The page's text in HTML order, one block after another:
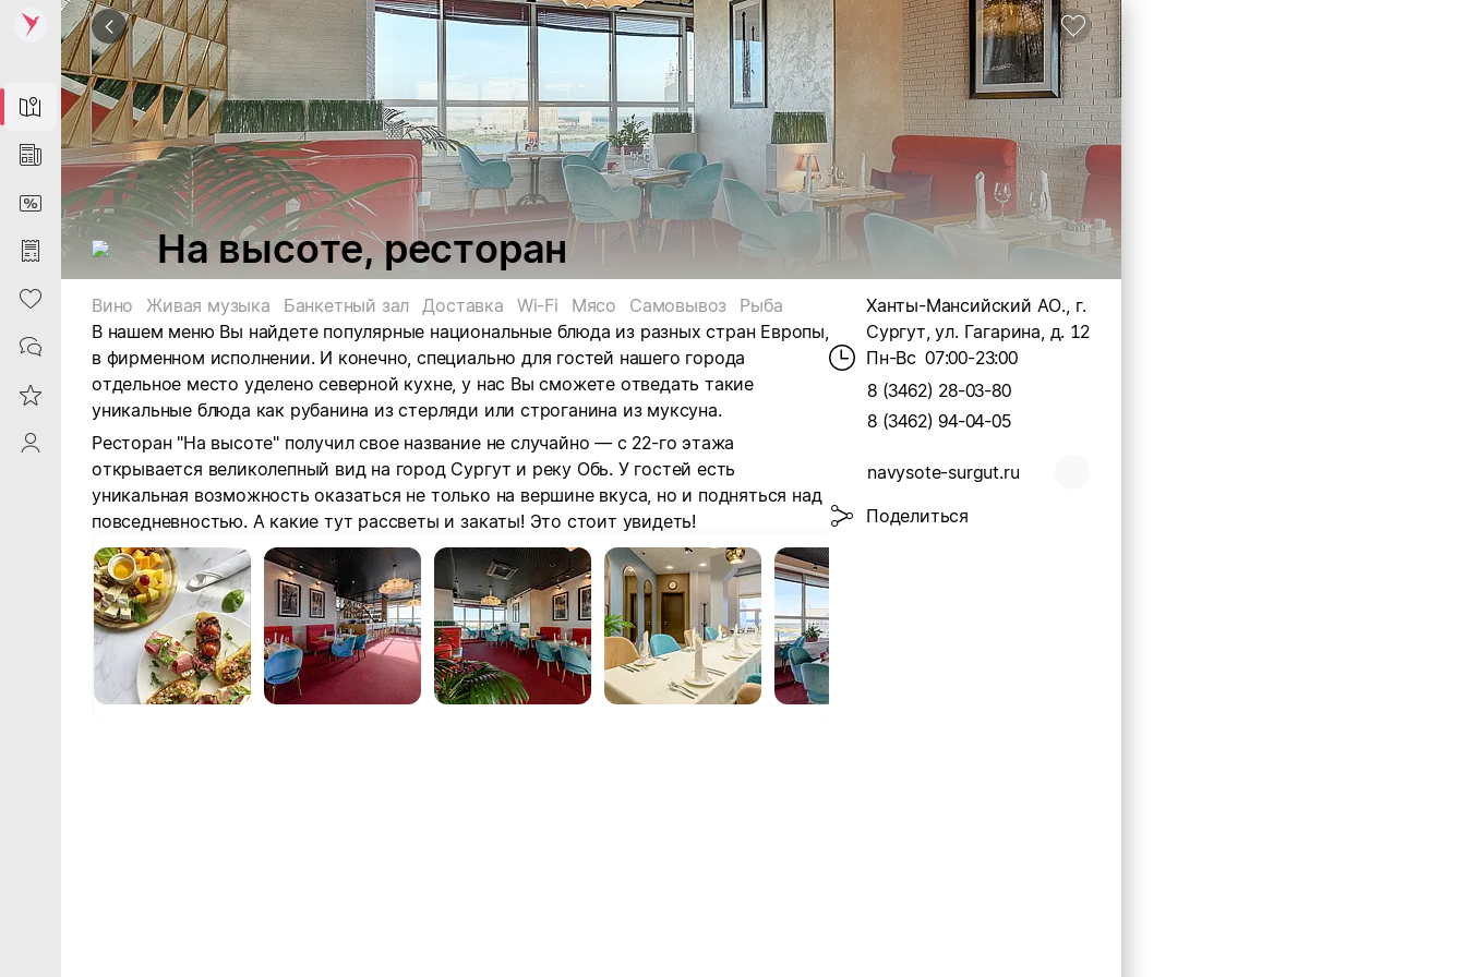
Map
News
DiscountCard
Purchases
Heart
Contacts
Reviews
ProfileSaby
На высоте, ресторан
Вино Живая музыка Банкетный зал Доставка Wi-Fi Мясо Самовывоз
Рыба
В нашем меню Вы найдете популярные национальные блюда из разных стран Европы,
в фирменном исполнении. И конечно, специально для гостей нашего города
отдельное место уделено северной кухне, у нас Вы сможете отведать такие
уникальные блюда как рубанина из стерляди или строганина из муксуна.
Ресторан "На высоте" получил свое название не случайно — с 22-го этажа
открывается великолепный вид на город Сургут и реку Обь. У гостей есть
уникальная возможность оказаться не только на вершине вкуса, но и подняться над
повседневностью. А какие тут рассветы и закаты! Это стоит увидеть!
Ханты-Мансийский АО., г.
Сургут, ул. Гагарина, д. 12
Пн-Вс 07:00-23:00
8 (3462) 28-03-80
8 (3462) 94-04-05
navysote-surgut.ru
Поделиться